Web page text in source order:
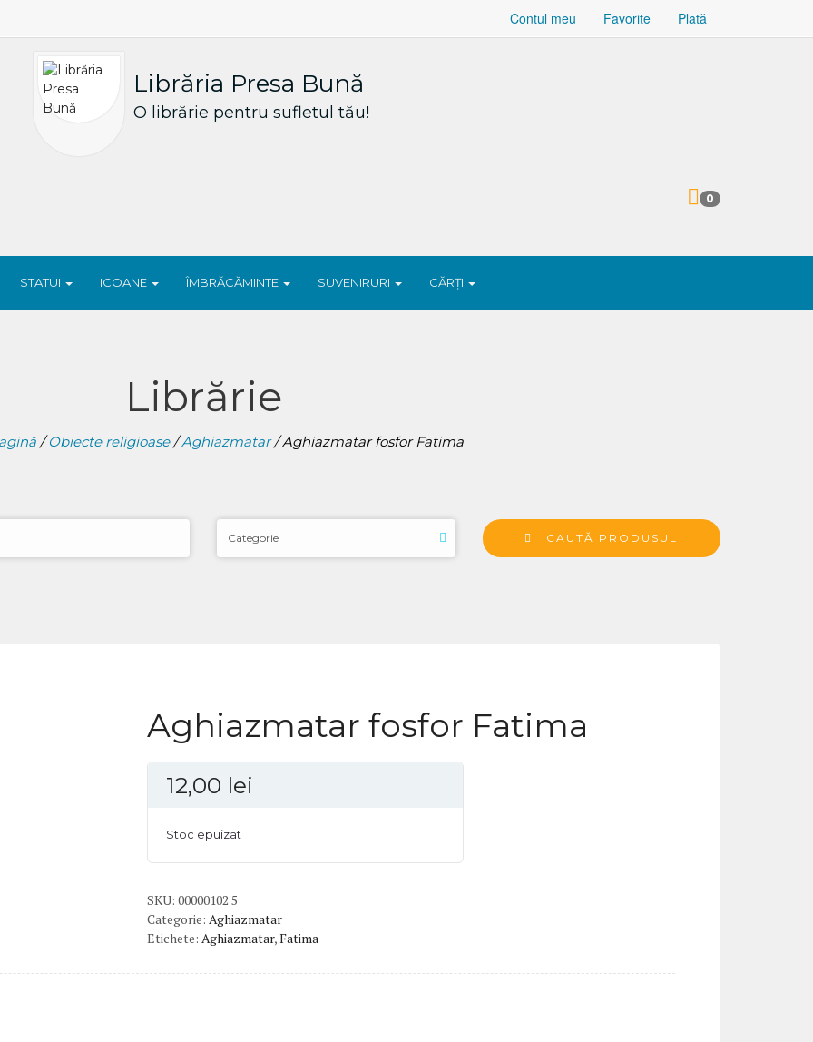
Contul meu Favorite Plată
Librăria Presa Bună
O librărie pentru sufletul tău!
0
STATUI ICOANE ÎMBRĂCĂMINTE SUVENIRURI CĂRȚI
Librărie
/Obiecte religioase/Aghiazmatar/ Aghiazmatar fosfor Fatima
CAUTĂ PRODUSUL
Aghiazmatar fosfor Fatima
12,00 lei
Stoc epuizat
SKU: 00000102 5
Categorie: Aghiazmatar
Etichete: Aghiazmatar,Fatima